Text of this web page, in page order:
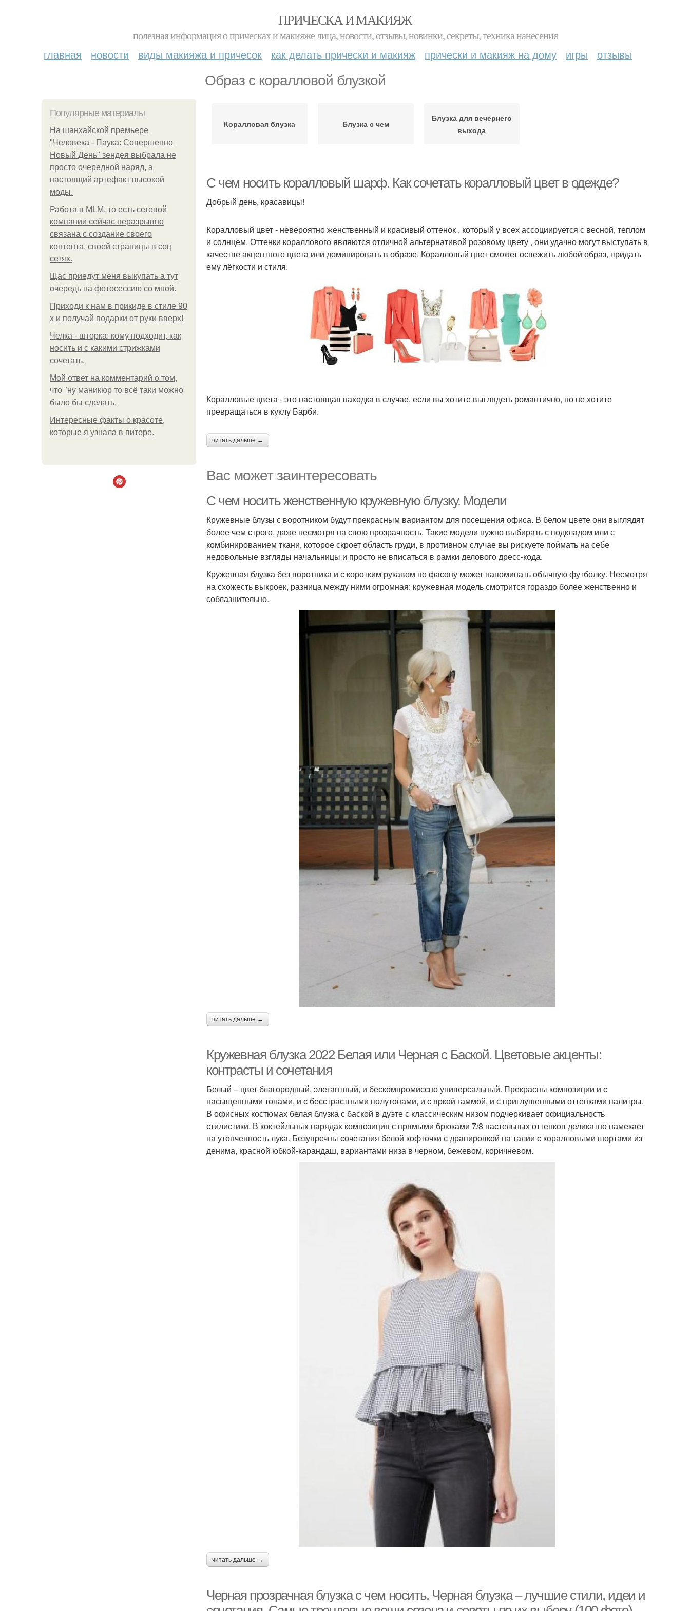
ПРИЧЕСКА И МАКИЯЖ
полезная информация о прическах и макияже лица, новости, отзывы, новинки, секреты, техника нанесения
главная новости виды макияжа и причесок как делать прически и макияж прически и макияж на дому игры отзывы
Образ с коралловой блузкой
Популярные материалы
На шанхайской премьере
"Человека - Паука: Совершенно
Новый День" зендея выбрала не
просто очередной наряд, а
настоящий артефакт высокой
моды.
Работа в MLM, то есть сетевой
компании сейчас неразрывно
связана с создание своего
контента, своей страницы в соц
сетях.
Щас приедут меня выкупать а тут
очередь на фотосессию со мной.
Приходи к нам в прикиде в стиле 90
х и получай подарки от руки вверх!
Челка - шторка: кому подходит, как
носить и с какими стрижками
сочетать.
Мой ответ на комментарий о том,
что "ну маникюр то всё таки можно
было бы сделать.
Интересные факты о красоте,
которые я узнала в питере.
Коралловая блузка Блузка с чем
Блузка для вечернего
выхода
С чем носить коралловый шарф. Как сочетать коралловый цвет в одежде?
Добрый день, красавицы!
Коралловый цвет - невероятно женственный и красивый оттенок , который у всех ассоциируется с весной, теплом
и солнцем. Оттенки кораллового являются отличной альтернативой розовому цвету , они удачно могут выступать в
качестве акцентного цвета или доминировать в образе. Коралловый цвет сможет освежить любой образ, придать
ему лёгкости и стиля.
Коралловые цвета - это настоящая находка в случае, если вы хотите выглядеть романтично, но не хотите
превращаться в куклу Барби.
читать дальше →
Вас может заинтересовать
С чем носить женственную кружевную блузку. Модели
Кружевные блузы с воротником будут прекрасным вариантом для посещения офиса. В белом цвете они выглядят
более чем строго, даже несмотря на свою прозрачность. Такие модели нужно выбирать с подкладом или с
комбинированием ткани, которое скроет область груди, в противном случае вы рискуете поймать на себе
недовольные взгляды начальницы и просто не вписаться в рамки делового дресс-кода.
Кружевная блузка без воротника и с коротким рукавом по фасону может напоминать обычную футболку. Несмотря
на схожесть выкроек, разница между ними огромная: кружевная модель смотрится гораздо более женственно и
соблазнительно.
читать дальше →
Кружевная блузка 2022 Белая или Черная с Баской. Цветовые акценты:
контрасты и сочетания
Белый – цвет благородный, элегантный, и бескомпромиссно универсальный. Прекрасны композиции и с
насыщенными тонами, и с бесстрастными полутонами, и с яркой гаммой, и с приглушенными оттенками палитры.
В офисных костюмах белая блузка с баской в дуэте с классическим низом подчеркивает официальность
стилистики. В коктейльных нарядах композиция с прямыми брюками 7/8 пастельных оттенков деликатно намекает
на утонченность лука. Безупречны сочетания белой кофточки с драпировкой на талии с коралловыми шортами из
денима, красной юбкой-карандаш, вариантами низа в черном, бежевом, коричневом.
читать дальше →
Черная прозрачная блузка с чем носить. Черная блузка – лучшие стили, идеи и